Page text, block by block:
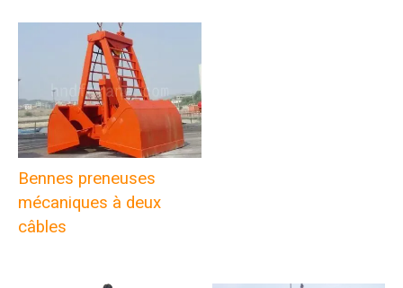
Bennes preneuses
mécaniques à deux
câbles